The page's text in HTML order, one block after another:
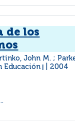
de los
John M. ;
Educación 2004